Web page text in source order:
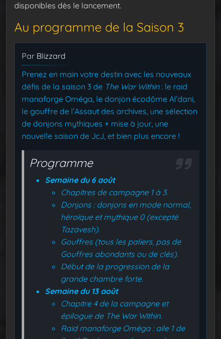
disponibles dès le lancement.
Au programme de la Saison 3
Par Blizzard
Prenez en main votre destin avec les nouveaux
défis de la saison 3 de The War Within: le raid
manaforge Oméga, le donjon écodôme Al’dani,
le gouffre de l’Assaut des archives, une sélection
de donjons mythiques + mise à jour, une
nouvelle saison de JcJ, et bien plus encore !
Programme
Semaine du 6 août
Chapitres de campagne 1 à 3.
Donjons : donjons en mode normal,
héroïque et mythique 0 (excepté
Tazavesh).
Gouffres (tous les paliers, pas de
Gouffres abondants ou de clés).
Début de la progression de la
grande chambre forte.
Semaine du 13 août
Chapitre 4 de la campagne et
épilogue de The War Within.
Raid manaforge Oméga : aile 1 de